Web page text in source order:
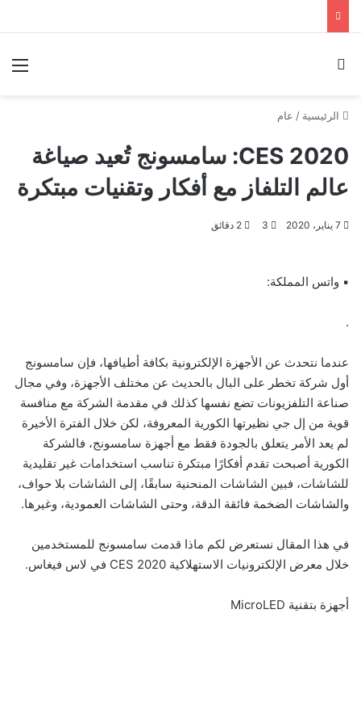
الرئيسية / عام
CES 2020: سامسونج تُعيد صياغة
عالم التلفاز مع أفكار وتقنيات مبتكرة
7 يناير، 2020 3
▪︎ واتس المملكة:
.
عندما نتحدث عن الأجهزة الإلكترونية بكافة أطيافها، فإن سامسونج
أول شركة تخطر على البال بالحديث عن مختلف الأجهزة، وفي مجال
صناعة التلفزيونات تضع نفسها كذلك في مقدمة الشركة مع منافسة
قوية من إل جي نظيرتها الكورية المعروفة، لكن خلال الفترة الأخيرة
لم يعد الأمر يتعلق بالجودة فقط مع أجهزة سامسونج، فالشركة
الكورية أصبحت تقدم أفكارًا مبتكرة تناسب استخدامات غير تقليدية
للشاشات، فبين الشاشات المنحنية سابقًا، إلى الشاشات بلا حواف،
والشاشات الضخمة فائقة الدقة، وحتى الشاشات العمودية، وغيرها.
في هذا المقال نستعرض لكم ماذا قدمت سامسونج للمستخدمين
خلال معرض الإلكترونيات الاستهلاكية CES 2020 في لاس فيغاس.
أجهزة بتقنية MicroLED